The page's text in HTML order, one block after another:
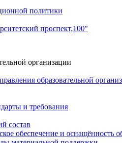
политики
проспект,100"
организации
образовательной
и требования
состав
обеспечение и оснащённость